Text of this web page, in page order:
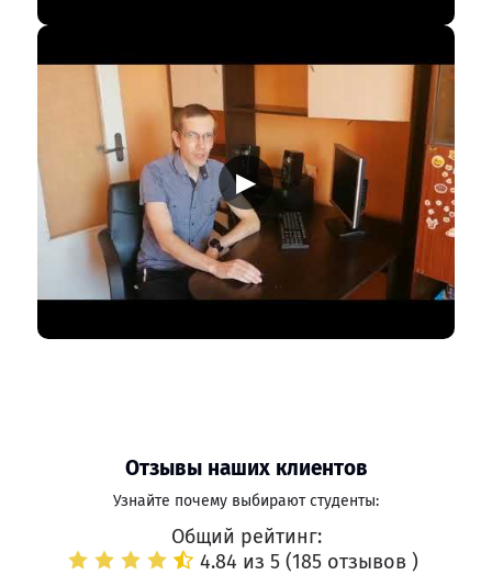
▶
Отзывы наших клиентов
Узнайте почему выбирают студенты:
Общий рейтинг:
4.84 из 5 (185 отзывов )